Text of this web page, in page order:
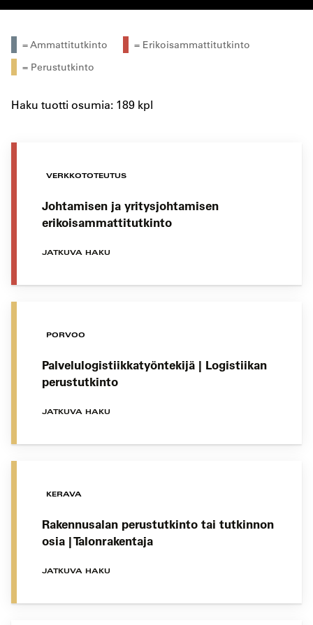
= Ammattitutkinto
= Erikoisammattitutkinto
= Perustutkinto
Haku tuotti osumia: 189 kpl
VERKKOTOTEUTUS
Johtamisen ja yritysjohtamisen
erikoisammattitutkinto
JATKUVA HAKU
PORVOO
Palvelulogistiikkatyöntekijä | Logistiikan
perustutkinto
JATKUVA HAKU
KERAVA
Rakennusalan perustutkinto tai tutkinnon
osia | Talonrakentaja
JATKUVA HAKU